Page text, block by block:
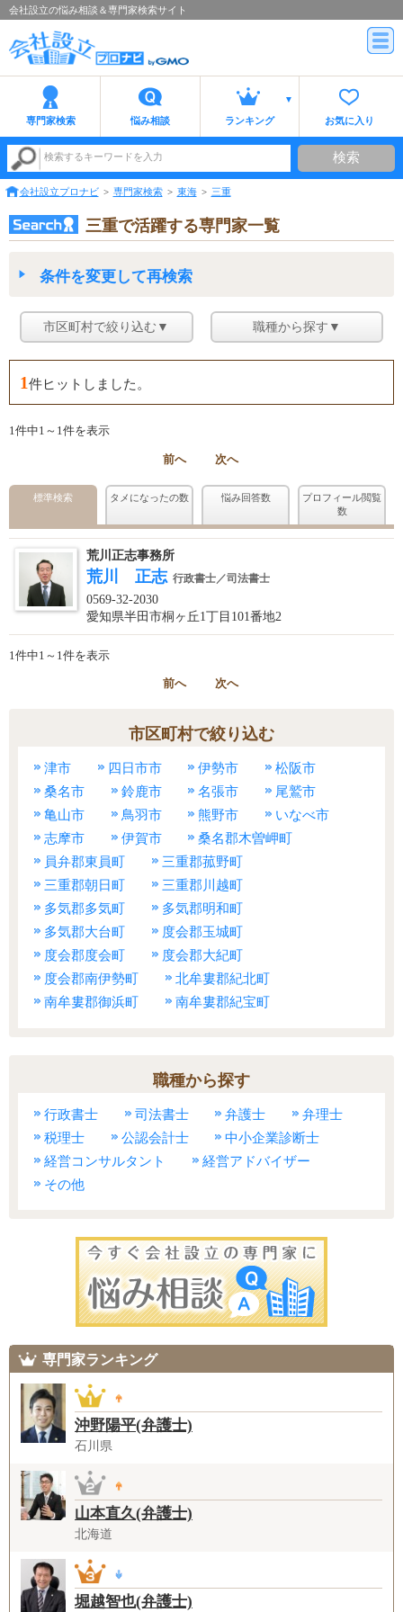
会社設立の悩み相談＆専門家検索サイト
専門家検索 悩み相談 ランキング お気に入り
検索するキーワードを入力 検索
会社設立プロナビ 専門家検索 東海 三重
三重で活躍する専門家一覧
条件を変更して再検索
市区町村で絞り込む▼ 職種から探す▼
1件ヒットしました。
1件中1～1件を表示
前へ 次へ
標準検索 タメになったの数 悩み回答数
プロフィール閲覧
数
荒川正志事務所
荒川 正志 行政書士／司法書士
0569-32-2030
愛知県半田市桐ヶ丘1丁目101番地2
1件中1～1件を表示
前へ 次へ
市区町村で絞り込む
津市 四日市市 伊勢市
松阪市
桑名市
鈴鹿市 名張市
尾鷲市
亀山市
鳥羽市 熊野市
いなべ市
志摩市
伊賀市
桑名郡木曽岬町
員弁郡東員町
三重郡菰野町
三重郡朝日町
三重郡川越町
多気郡多気町
多気郡明和町
多気郡大台町
度会郡玉城町
度会郡度会町
度会郡大紀町
度会郡南伊勢町
北牟婁郡紀北町
南牟婁郡御浜町
南牟婁郡紀宝町
職種から探す
行政書士 司法書士 弁護士
弁理士
税理士
公認会計士
中小企業診断士
経営コンサルタント
経営アドバイザー
その他
専門家ランキング
沖野陽平(弁護士)
石川県
山本直久(弁護士)
北海道
堀越智也(弁護士)